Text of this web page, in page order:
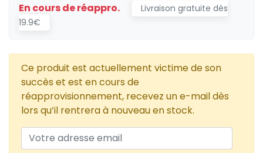
En cours de réappro.
Livraison gratuite dès
19.9€
Ce produit est actuellement victime de son
succès et est en cours de
réapprovisionnement, recevez un e-mail dès
lors qu’il rentrera à nouveau en stock.